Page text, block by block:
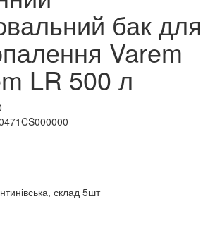
бак для
Varem
LR 500 л
склад 5шт